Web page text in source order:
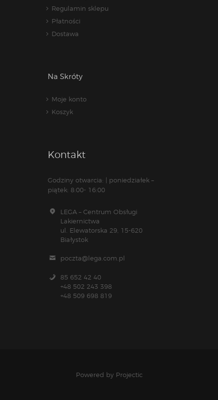
Regulamin sklepu
Płatności
Dostawa
Na Skróty
Moje konto
Koszyk
Kontakt
Godziny otwarcia: | poniedziałek –
piątek: 8:00- 16:00
LEGA – Centrum Obsługi
Lakiernictwa
ul. Elewatorska 29, 15-620
Białystok
poczta@lega.com.pl
85 652 42 40
+48 502 243 398
+48 509 698 819
Powered by Projectic